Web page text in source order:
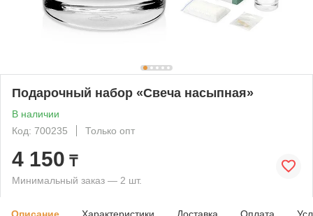
Подарочный набор «Свеча насыпная»
В наличии
Код: 700235
Только опт
4 150 ₸
Минимальный заказ — 2 шт.
Описание Характеристики Доставка Оплата